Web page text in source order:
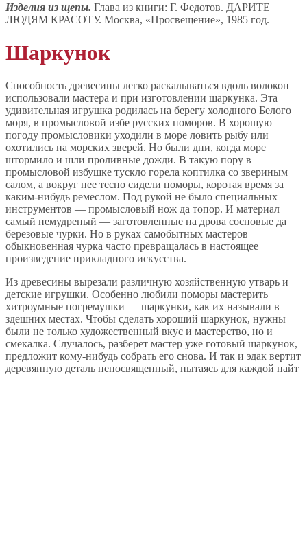
Изделия из щепы. Глава из книги: Г. Федотов. ДАРИТЕ
ЛЮДЯМ КРАСОТУ. Москва, «Просвещение», 1985 год.
Шаркунок
Способность древесины легко раскалываться вдоль волокон
использовали мастера и при изготовлении шаркунка. Эта
удивительная игрушка родилась на берегу холодного Белого
моря, в промысловой избе русских поморов. В хорошую
погоду промысловики уходили в море ловить рыбу или
охотились на морских зверей. Но были дни, когда море
штормило и шли проливные дожди. В такую пору в
промысловой избушке тускло горела коптилка со звериным
салом, а вокруг нее тесно сидели поморы, коротая время за
каким-нибудь ремеслом. Под рукой не было специальных
инструментов — промысловый нож да топор. И материал
самый немудреный — заготовленные на дрова сосновые да
березовые чурки. Но в руках самобытных мастеров
обыкновенная чурка часто превращалась в настоящее
произведение прикладного искусства.
Из древесины вырезали различную хозяйственную утварь и
детские игрушки. Особенно любили поморы мастерить
хитроумные погремушки — шаркунки, как их называли в
здешних местах. Чтобы сделать хороший шаркунок, нужны
были не только художественный вкус и мастерство, но и
смекалка. Случалось, разберет мастер уже готовый шаркунок,
предложит кому-нибудь собрать его снова. И так и эдак вертит
деревянную деталь непосвященный, пытаясь для каждой найт